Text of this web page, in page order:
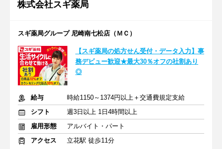
株式会社スギ薬局
スギ薬局グループ 尼崎南七松店（ＭＣ）
【スギ薬局の処方せん受付・データ入力】事
務デビュー歓迎★最大30％オフの社割あり
◎
給与
時給1150～1374円以上＋交通費規定支給
シフト
週3日以上 1日4時間以上
雇用形態
アルバイト・パート
アクセス
立花駅 徒歩11分